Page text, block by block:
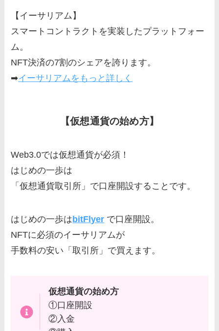
【イーサリアム】
スマートコントラクトを実装したプラットフォー
ム。
NFT決済の7割のシェアを誇ります。
➡イーサリアムをもっと詳しく
【仮想通貨の始め方】
Web3.0では仮想通貨が必須！
はじめの一歩は
「仮想通貨取引所」で口座開設することです。
はじめの一歩は bitFlyer で口座開設。
NFTに必須のイーサリアムが
手数料の安い「取引所」で買えます。
仮想通貨の始め方
①口座開設
②入金